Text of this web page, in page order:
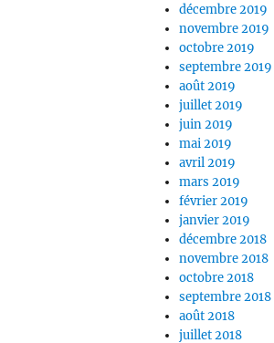
décembre 2019
novembre 2019
octobre 2019
septembre 2019
août 2019
juillet 2019
juin 2019
mai 2019
avril 2019
mars 2019
février 2019
janvier 2019
décembre 2018
novembre 2018
octobre 2018
septembre 2018
août 2018
juillet 2018